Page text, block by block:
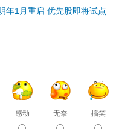
年1月重启 优先股即将试点
感动 无奈 搞笑